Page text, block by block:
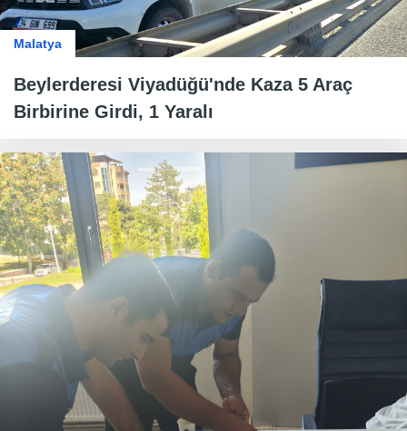
Malatya
Beylerderesi Viyadüğü'nde Kaza 5 Araç
Birbirine Girdi, 1 Yaralı